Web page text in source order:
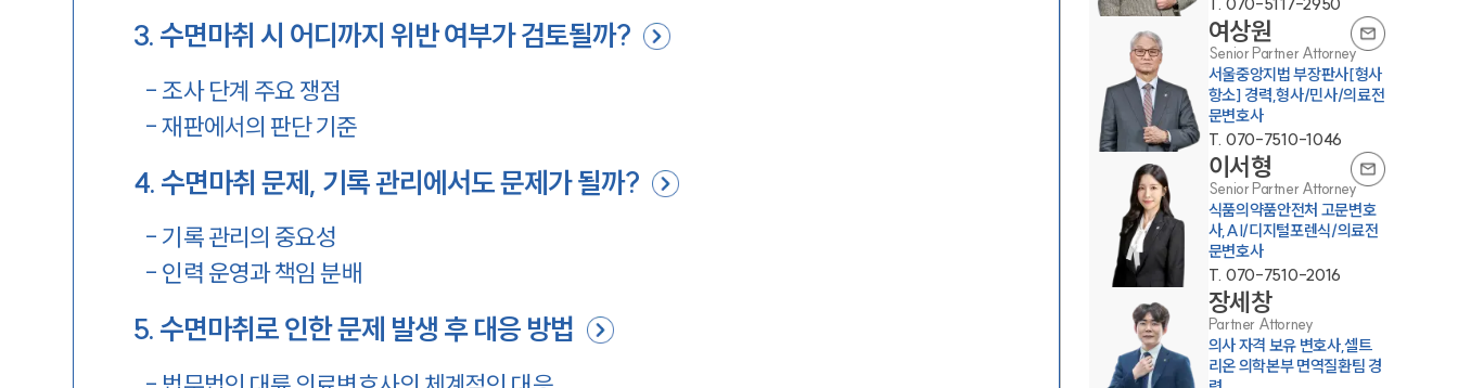
그룹소개
3. 수면마취 시 어디까지 위반 여부가 검토될까?
- 조사 단계 주요 쟁점
-재판에서의 판단 기준
4. 수면마취 문제, 기록 관리에서도 문제가 될까?
- 기록 관리의 중요성
- 인력 운영과 책임 분배
5. 수면마취로 인한 문제 발생 후 대응 방법
여상원
Senior Partner Attorney
서울중앙지법 부장판사[형사
항소] 경력,형사/민사/의료전
문변호사
T. 070-7510-1046
이서형
Senior Partner Attorney
식품의약품안전처 고문변호
사,AI/디지털포렌식/의료전
문변호사
T. 070-7510-2016
장세창
Partner Attorney
의사 자격 보유 변호사,셀트
리온 의학본부 면역질환팀 경